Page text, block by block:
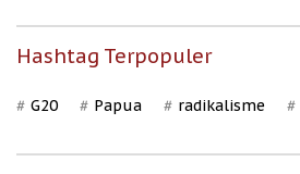
Hashtag Terpopuler
G20 Papua radikalisme